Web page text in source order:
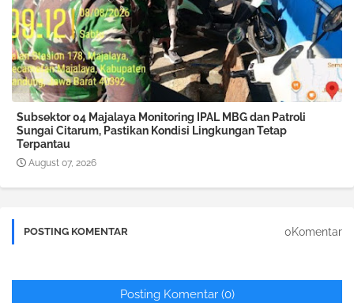
Subsektor 04 Majalaya Monitoring IPAL MBG dan Patroli
Sungai Citarum, Pastikan Kondisi Lingkungan Tetap
Terpantau
August 07, 2026
POSTING KOMENTAR 0Komentar
Posting Komentar (0)